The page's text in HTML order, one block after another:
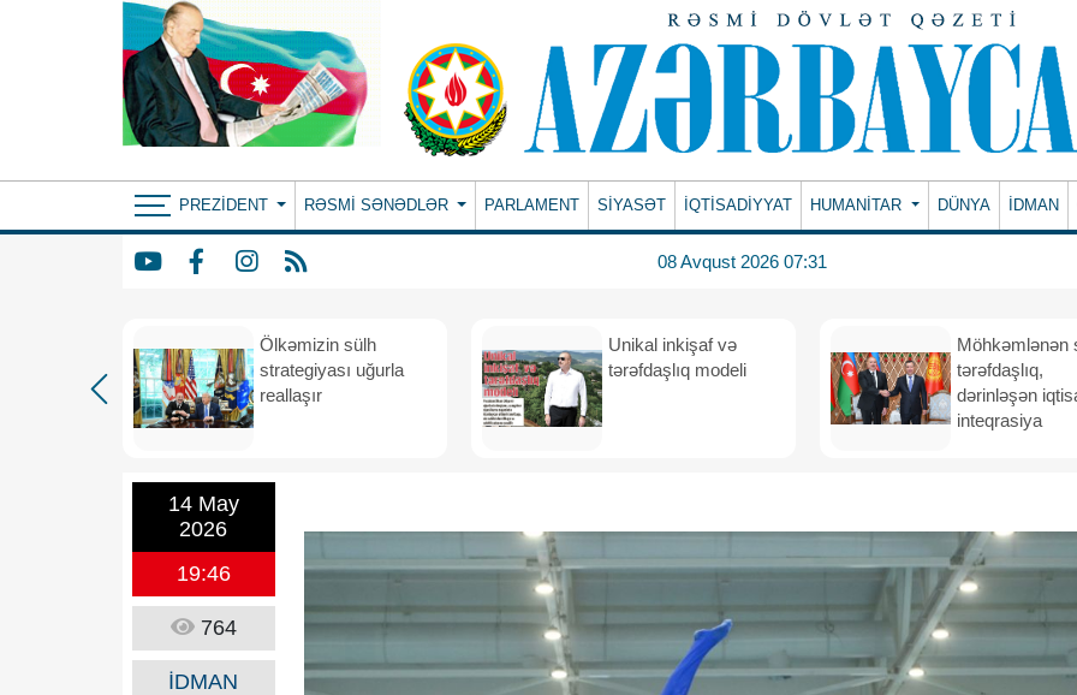
PREZIDENT RƏSMI SƏNƏDLƏR PARLAMENT SİYASƏT İQTİSADİYYAT HUMANITAR DÜNYA İDMAN
08 Avqust 2026 07:31
Ölkəmizin sülh
strategiyası uğurla
reallaşır
Unikal inkişaf və
tərəfdaşlıq modeli
Möhkəmlənən
tərəfdaşlıq,
dərinləşən
inteqrasiya
14 May
2026
19:46
764
İDMAN